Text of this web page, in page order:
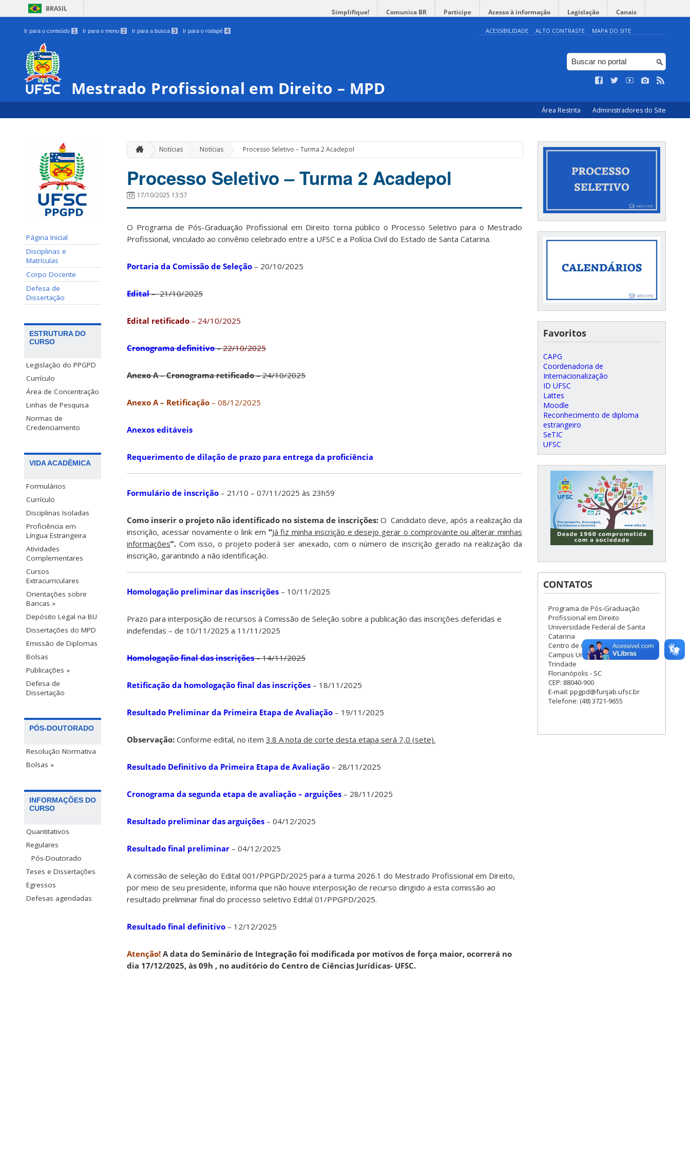
BRASIL Simplifique! Comunica BR Participe Acesso à informação Legislação Canais
Ir para o conteúdo 1 Ir para o menu 2 Ir para a busca 3 Ir para o rodapé 4 ACESSIBILIDADE ALTO CONTRASTE MAPA DO SITE
Mestrado Profissional em Direito – MPD
Área Restrita Administradores do Site
Página Inicial
Disciplinas e
Matrículas
Corpo Docente
Defesa de
Dissertação
ESTRUTURA DO
CURSO
Legislação do PPGPD
Currículo
Área de Concentração
Linhas de Pesquisa
Normas de
Credenciamento
VIDA ACADÊMICA
Formulários
Currículo
Disciplinas Isoladas
Proficiência em
Língua Estrangeira
Atividades
Complementares
Cursos
Extracurriculares
Orientações sobre
Bancas »
Depósito Legal na BU
Dissertações do MPD
Emissão de Diplomas
Bolsas
Publicações »
Defesa de
Dissertação
PÓS-DOUTORADO
Resolução Normativa
Bolsas »
INFORMAÇÕES DO
CURSO
Quantitativos
Regulares
Pós-Doutorado
Teses e Dissertações
Egressos
Defesas agendadas
Notícias Notícias » Processo Seletivo – Turma 2 Acadepol
Processo Seletivo – Turma 2 Acadepol
17/10/2025 13:57
O Programa de Pós-Graduação Profissional em Direito torna público o Processo Seletivo para o Mestrado
Profissional, vinculado ao convênio celebrado entre a UFSC e a Polícia Civil do Estado de Santa Catarina.
Portaria da Comissão de Seleção – 20/10/2025
Edital– 21/10/2025
Edital retificado – 24/10/2025
Cronograma definitivo–22/10/2025
Anexo A – Cronograma retificado– 24/10/2025
Anexo A – Retificação – 08/12/2025
Anexos editáveis
Requerimento de dilação de prazo para entrega da proficiência
Formulário de inscrição – 21/10 – 07/11/2025 às 23h59
Como inserir o projeto não identificado no sistema de inscrições: O Candidato deve, após a realização da
inscrição, acessar novamente o link em “Já fiz minha inscrição e desejo gerar o comprovante ou alterar minhas
informações”. Com isso, o projeto poderá ser anexado, com o número de inscrição gerado na realização da
inscrição, garantindo a não identificação.
Homologação preliminar das inscrições – 10/11/2025
Prazo para interposição de recursos à Comissão de Seleção sobre a publicação das inscrições deferidas e
indeferidas – de 10/11/2025 a 11/11/2025
Homologação final das inscrições– 14/11/2025
Retificação da homologação final das inscrições – 18/11/2025
Resultado Preliminar da Primeira Etapa de Avaliação – 19/11/2025
Observação: Conforme edital, no item 3.8 A nota de corte desta etapa será 7,0 (sete).
Resultado Definitivo da Primeira Etapa de Avaliação – 28/11/2025
Cronograma da segunda etapa de avaliação – arguições – 28/11/2025
Resultado preliminar das arguições – 04/12/2025
Resultado final preliminar – 04/12/2025
A comissão de seleção do Edital 001/PPGPD/2025 para a turma 2026.1 do Mestrado Profissional em Direito,
por meio de seu presidente, informa que não houve interposição de recurso dirigido a esta comissão ao
resultado preliminar final do processo seletivo Edital 01/PPGPD/2025.
Resultado final definitivo – 12/12/2025
Atenção! A data do Seminário de Integração foi modificada por motivos de força maior, ocorrerá no
dia 17/12/2025, às 09h , no auditório do Centro de Ciências Jurídicas- UFSC.
Favoritos
CAPG
Coordenadoria de
Internacionalização
ID UFSC
Lattes
Moodle
Reconhecimento de diploma
estrangeiro
SeTIC
UFSC
CONTATOS
Programa de Pós-Graduação
Profissional em Direito
Universidade Federal de Santa
Catarina
Centro de Ciências Jurídicas
Campus Universitário, s/n -
Trindade
Florianópolis - SC
CEP: 88040-900
E-mail: ppgpd@funjab.ufsc.br
Telefone: (48) 3721-9655